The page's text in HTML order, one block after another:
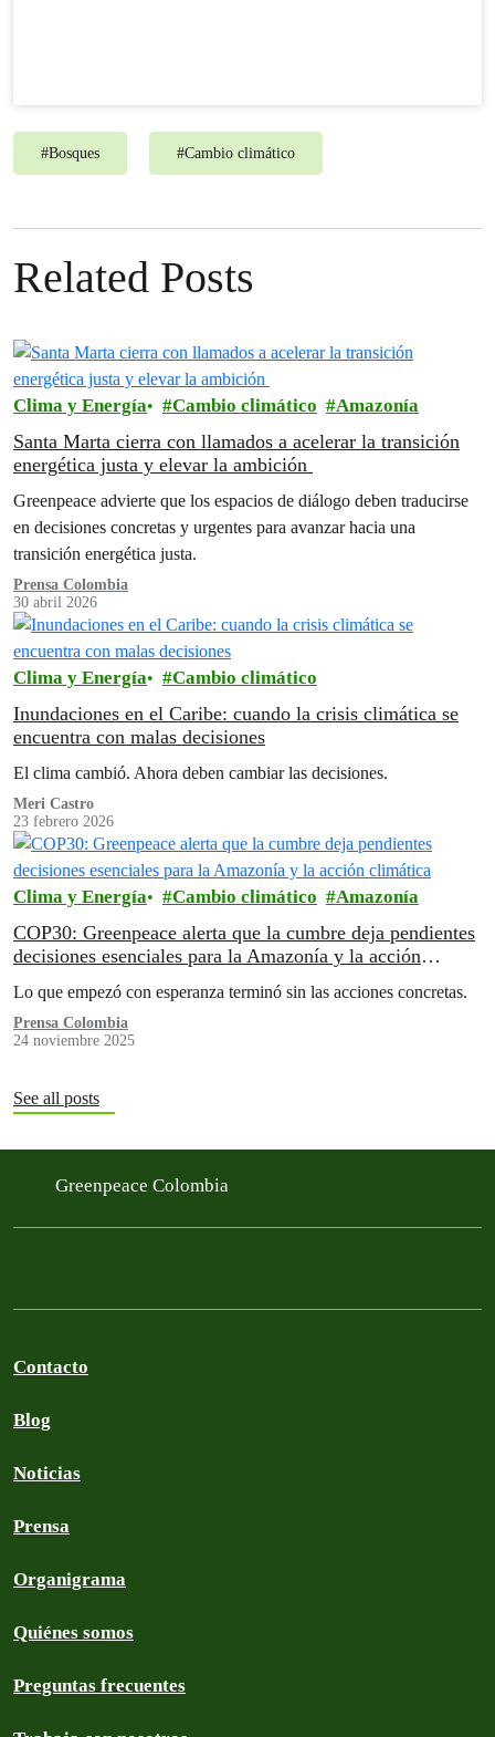
#Bosques #Cambio climático
Related Posts
Clima y Energía Cambio climático Amazonía
Santa Marta cierra con llamados a acelerar la transición
energética justa y elevar la ambición
Greenpeace advierte que los espacios de diálogo deben traducirse
en decisiones concretas y urgentes para avanzar hacia una
transición energética justa.
Prensa Colombia
30 abril 2026
Clima y Energía Cambio climático
Inundaciones en el Caribe: cuando la crisis climática se
encuentra con malas decisiones
El clima cambió.⁣ Ahora deben cambiar las decisiones.⁣
Meri Castro
23 febrero 2026
Clima y Energía Cambio climático Amazonía
COP30: Greenpeace alerta que la cumbre deja pendientes
decisiones esenciales para la Amazonía y la acción
Lo que empezó con esperanza terminó sin las acciones concretas.
Prensa Colombia
24 noviembre 2025
See all posts
Greenpeace Colombia
Contacto
Blog
Noticias
Prensa
Organigrama
Quiénes somos
Preguntas frecuentes